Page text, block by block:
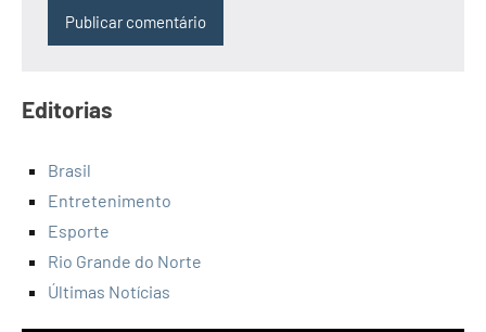
Editorias
Brasil
Entretenimento
Esporte
Rio Grande do Norte
Últimas Notícias